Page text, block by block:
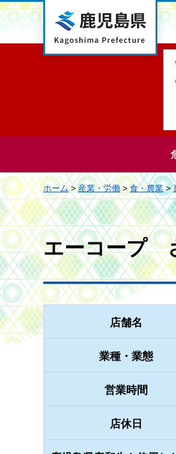
鹿児島県
ホーム>産業・労働>食・農業>
エーコープ
店舗名
業種・業態
営業時間
店休日